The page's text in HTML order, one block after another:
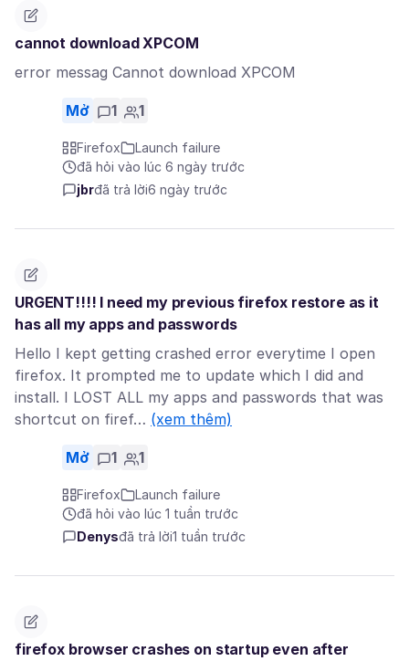
cannot download XPCOM
error messag Cannot download XPCOM
Mở 1 1
Firefox
Launch failure
đã hỏi vào lúc 6 ngày trước
jbrđã trả lời6 ngày trước
URGENT!!!! I need my previous firefox restore as it
has all my apps and passwords
Hello I kept getting crashed error everytime I open
firefox. It prompted me to update which I did and
install. I LOST ALL my apps and passwords that was
shortcut on firef… (xem thêm)
Mở 1 1
Firefox
Launch failure
đã hỏi vào lúc 1 tuần trước
Denysđã trả lời1 tuần trước
firefox browser crashes on startup even after